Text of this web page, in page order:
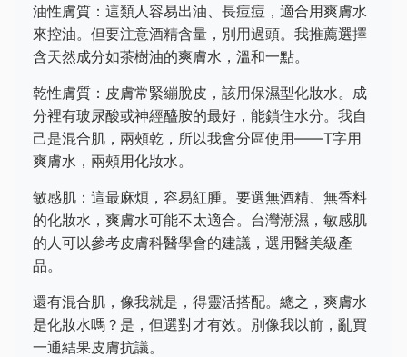
油性膚質：這類人容易出油、長痘痘，適合用爽膚水
來控油。但要注意酒精含量，別用過頭。我推薦選擇
含天然成分如茶樹油的爽膚水，溫和一點。
乾性膚質：皮膚常緊繃脫皮，該用保濕型化妝水。成
分裡有玻尿酸或神經醯胺的最好，能鎖住水分。我自
己是混合肌，兩頰乾，所以我會分區使用——T字用
爽膚水，兩頰用化妝水。
敏感肌：這最麻煩，容易紅腫。要選無酒精、無香料
的化妝水，爽膚水可能不太適合。台灣潮濕，敏感肌
的人可以參考皮膚科醫學會的建議，選用醫美級產
品。
還有混合肌，像我就是，得靈活搭配。總之，爽膚水
是化妝水嗎？是，但選對才有效。別像我以前，亂買
一通結果皮膚抗議。